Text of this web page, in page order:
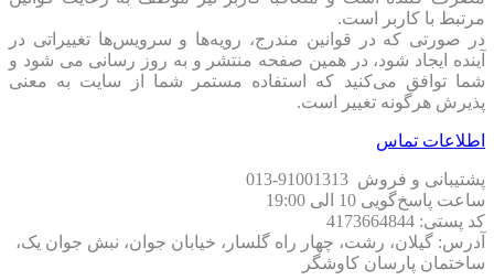
مرتبط با کاربر است.
در صورتی که در قوانین مندرج، رویه‏‌ها و سرویس‏‌ها تغییراتی در
آینده ایجاد شود، در همین صفحه منتشر و به روز رسانی می شود و
شما توافق می‏‌کنید که استفاده مستمر شما از سایت به معنی
پذیرش هرگونه تغییر است.
اطلاعات تماس
پشتیبانی و فروش 91001313-013
ساعت پاسخ‌گویی 10 الی 19:00
کد پستی: 4173664844
آدرس: گیلان، رشت، چهار راه گلسار، خیابان جوان، نبش جوان یک،
ساختمان پارسان کاوشگر